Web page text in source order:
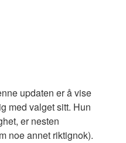
updaten er å vise
med valget sitt. Hun
er nesten
noe annet riktignok).